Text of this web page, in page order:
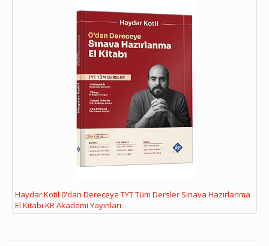
Haydar Kotil 0'dan Dereceye TYT Tüm Dersler Sınava Hazırlanma
El Kitabı KR Akademi Yayınları